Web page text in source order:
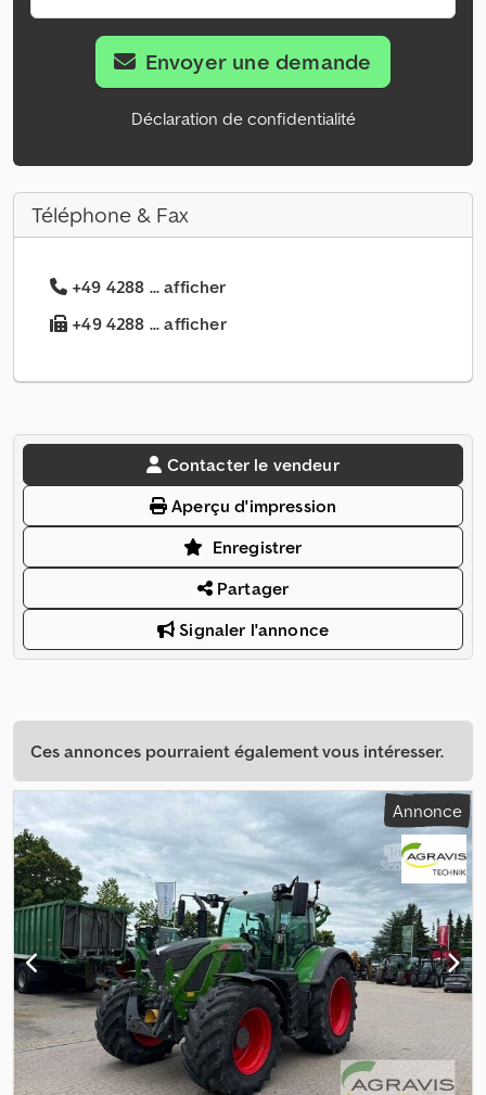
Envoyer une demande
Déclaration de confidentialité
Téléphone & Fax
+49 4288 ... afficher
+49 4288 ... afficher
Contacter le vendeur
Aperçu d'impression
Enregistrer
Partager
Signaler l'annonce
Ces annonces pourraient également vous intéresser.
Annonce